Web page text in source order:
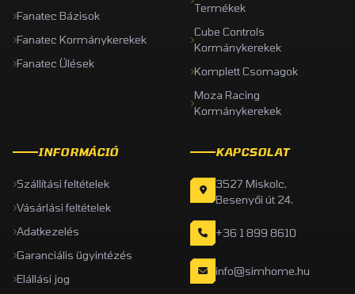
Fanatec Bázisok
Fanatec Kormánykerekek
Fanatec Ülések
Termékek
Cube Controls
Kormánykerekek
Komplett Csomagok
Moza Racing
Kormánykerekek
INFORMÁCIÓ
Szállítási feltételek
Vásárlási feltételek
Adatkezelés
Garanciális ügyintézés
Elállási jog
KAPCSOLAT
3527 Miskolc,
Besenyői út 24.
+36 1 899 8610
info@simhome.hu